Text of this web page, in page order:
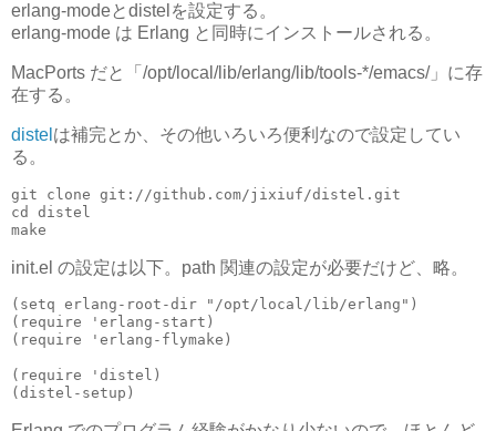
erlang-modeとdistelを設定する。
erlang-mode は Erlang と同時にインストールされる。
MacPorts だと「/opt/local/lib/erlang/lib/tools-*/emacs/」に存
在する。
distel は補完とか、その他いろいろ便利なので設定してい
る。
git clone git://github.com/jixiuf/distel.git
cd distel
init.el の設定は以下。path 関連の設定が必要だけど、略。
( setq erlang-root-dir "/opt/local/lib/erlang" )
( require 'erlang-start )
( require 'erlang-flymake )
( require 'distel )
( distel-setup )